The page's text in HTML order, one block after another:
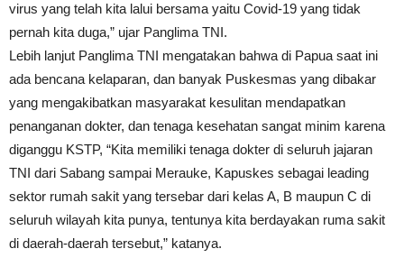
virus yang telah kita lalui bersama yaitu Covid-19 yang tidak
pernah kita duga,” ujar Panglima TNI.
Lebih lanjut Panglima TNI mengatakan bahwa di Papua saat ini
ada bencana kelaparan, dan banyak Puskesmas yang dibakar
yang mengakibatkan masyarakat kesulitan mendapatkan
penanganan dokter, dan tenaga kesehatan sangat minim karena
diganggu KSTP, “Kita memiliki tenaga dokter di seluruh jajaran
TNI dari Sabang sampai Merauke, Kapuskes sebagai leading
sektor rumah sakit yang tersebar dari kelas A, B maupun C di
seluruh wilayah kita punya, tentunya kita berdayakan ruma sakit
di daerah-daerah tersebut,” katanya.